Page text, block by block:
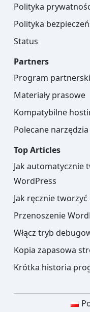
Polityka
Polityka
Status
Partners
Program partnerski
Materiały prasowe
Kompatybilne
Polecane narzędzia
Top Articles
Jak automatycznie
WordPress
Jak ręcznie
Przenoszenie
Włącz tryb
Kopia zapasowa
Krótka historia